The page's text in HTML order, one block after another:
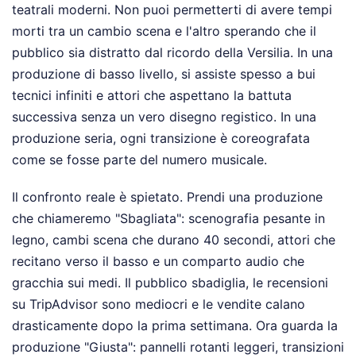
teatrali moderni. Non puoi permetterti di avere tempi
morti tra un cambio scena e l'altro sperando che il
pubblico sia distratto dal ricordo della Versilia. In una
produzione di basso livello, si assiste spesso a bui
tecnici infiniti e attori che aspettano la battuta
successiva senza un vero disegno registico. In una
produzione seria, ogni transizione è coreografata
come se fosse parte del numero musicale.
Il confronto reale è spietato. Prendi una produzione
che chiameremo "Sbagliata": scenografia pesante in
legno, cambi scena che durano 40 secondi, attori che
recitano verso il basso e un comparto audio che
gracchia sui medi. Il pubblico sbadiglia, le recensioni
su TripAdvisor sono mediocri e le vendite calano
drasticamente dopo la prima settimana. Ora guarda la
produzione "Giusta": pannelli rotanti leggeri, transizioni